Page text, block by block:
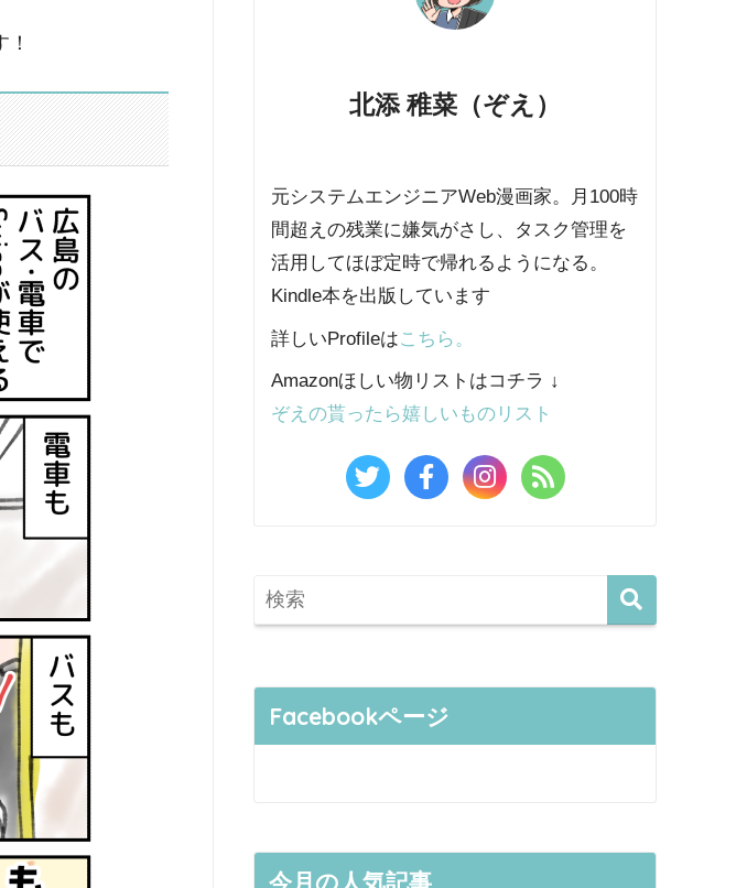
北添 稚菜（ぞえ）
元システムエンジニアWeb漫画家。月100時
間超えの残業に嫌気がさし、タスク管理を
活用してほぼ定時で帰れるようになる。
Kindle本を出版しています
詳しいProfileはこちら。
Amazonほしい物リストはコチラ ↓
ぞえの貰ったら嬉しいものリスト
Facebookページ
今月の人気記事